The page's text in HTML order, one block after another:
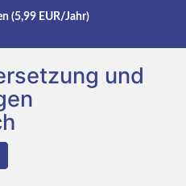
(5,99 EUR/Jahr)
und